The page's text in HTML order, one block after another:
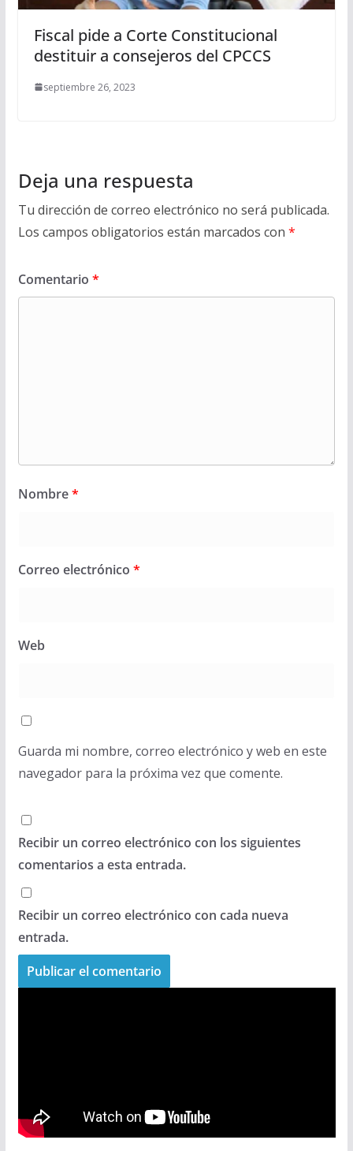
Fiscal pide a Corte Constitucional
destituir a consejeros del CPCCS
septiembre 26, 2023
Deja una respuesta
Tu dirección de correo electrónico no será publicada.
Los campos obligatorios están marcados con *
Comentario *
Nombre*
Correo electrónico *
Web
Guarda mi nombre, correo electrónico y web en este
navegador para la próxima vez que comente.
Recibir un correo electrónico con los siguientes
comentarios a esta entrada.
Recibir un correo electrónico con cada nueva
entrada.